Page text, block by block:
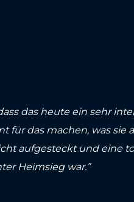
das heute ein sehr
für das machen, was sie
aufgesteckt und eine
Heimsieg war.”